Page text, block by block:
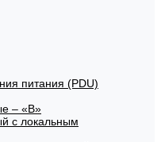
питания (PDU)
– «В»
с локальным